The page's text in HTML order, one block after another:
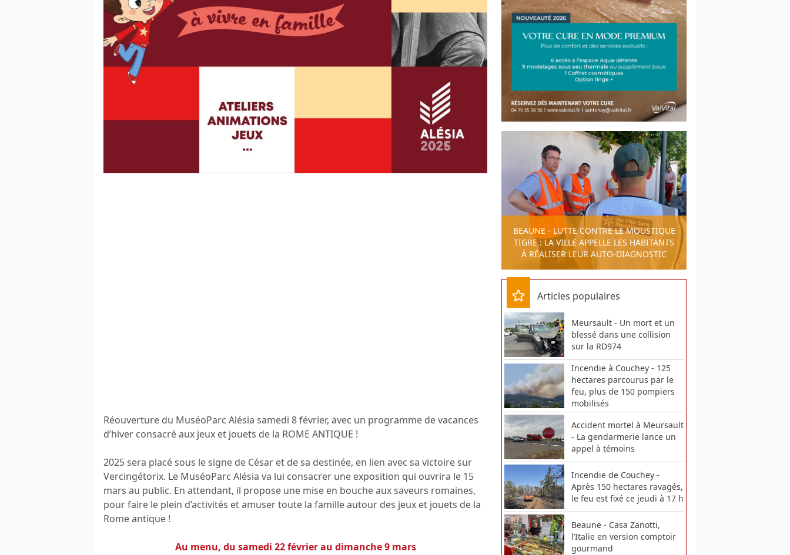
Réouverture du MuséoParc Alésia samedi 8 février, avec un programme de vacances
d’hiver consacré aux jeux et jouets de la ROME ANTIQUE !
2025 sera placé sous le signe de César et de sa destinée, en lien avec sa victoire sur
Vercingétorix. Le MuséoParc Alésia va lui consacrer une exposition qui ouvrira le 15
mars au public. En attendant, il propose une mise en bouche aux saveurs romaines,
pour faire le plein d’activités et amuser toute la famille autour des jeux et jouets de la
Rome antique !
Au menu, du samedi 22 février au dimanche 9 mars
BEAUNE - LUTTE CONTRE LE MOUSTIQUE
TIGRE : LA VILLE APPELLE LES HABITANTS
À RÉALISER LEUR AUTO-DIAGNOSTIC
Articles populaires
Meursault - Un mort et un
blessé dans une collision
sur la RD974
Incendie à Couchey - 125
hectares parcourus par le
feu, plus de 150 pompiers
mobilisés
Accident mortel à Meursault
- La gendarmerie lance un
appel à témoins
Incendie de Couchey -
Après 150 hectares ravagés,
le feu est fixé ce jeudi à 17 h
Beaune - Casa Zanotti,
l’Italie en version comptoir
gourmand